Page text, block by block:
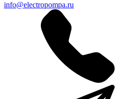
info@electropompa.ru